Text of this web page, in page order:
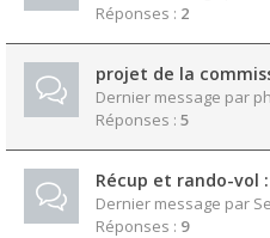
Réponses : 2
projet de la
Dernier message par
Réponses : 5
Récup et rando-vol
Dernier message par
Réponses : 9